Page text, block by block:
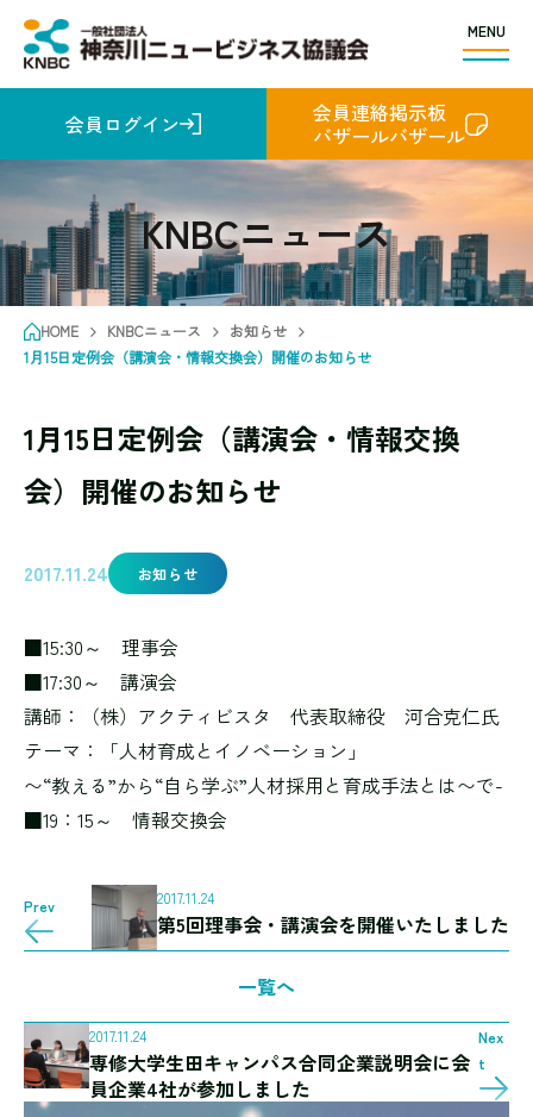
MENU
会員ログイン
会員連絡掲示板
バザールバザール
KNBCニュース
HOME KNBCニュース
お知らせ
1月15日定例会（講演会・情報交換会）開催のお知らせ
1月15日定例会（講演会・情報交換
会）開催のお知らせ
2017.11.24 お知らせ
■15:30～ 理事会
■17:30～ 講演会
講師：（株）アクティビスタ 代表取締役 河合克仁氏
テーマ：「人材育成とイノベーション」
〜“教える”から“自ら学ぶ”人材採用と育成手法とは〜で-
■19：15～ 情報交換会
Prev 2017.11.24
第5回理事会・講演会を開催いたしました
一覧へ
2017.11.24
専修大学生田キャンパス合同企業説明会に会
員企業4社が参加しました
Nex
t